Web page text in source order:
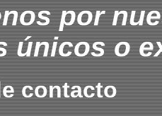
por
únicos o
contacto